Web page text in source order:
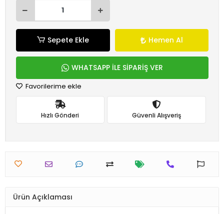
Sepete Ekle Hemen Al
WHATSAPP İLE SİPARİŞ VER
Favorilerime ekle
Hızlı Gönderi Güvenli Alışveriş
Ürün Açıklaması